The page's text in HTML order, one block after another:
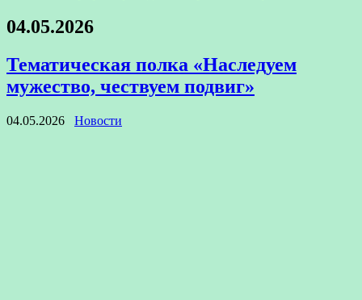
04.05.2026
Тематическая полка «Наследуем
мужество, чествуем подвиг»
04.05.2026 Новости